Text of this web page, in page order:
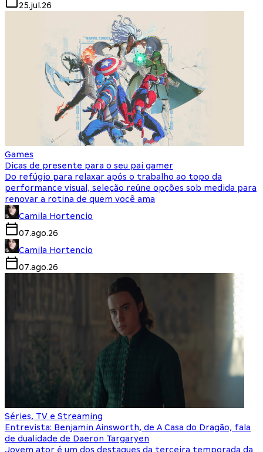
25.jul.26
Games
Dicas de presente para o seu pai gamer
Do refúgio para relaxar após o trabalho ao topo da
performance visual, seleção reúne opções sob medida para
renovar a rotina de quem você ama
Camila Hortencio
07.ago.26
Camila Hortencio
07.ago.26
Séries, TV e Streaming
Entrevista: Benjamin Ainsworth, de A Casa do Dragão, fala
de dualidade de Daeron Targaryen
Jovem ator é um dos destaques da terceira temporada da